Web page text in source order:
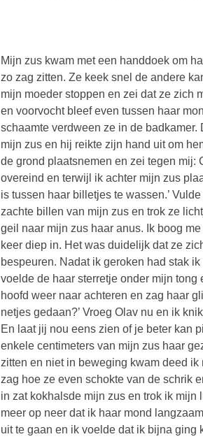
Mijn zus kwam met een handdoek om
zo zag zitten. Ze keek snel de andere
mijn moeder stoppen en zei dat ze zich
en voorvocht bleef even tussen haar
schaamte verdween ze in de badkamer.
mijn zus en hij reikte zijn hand uit om
de grond plaatsnemen en zei tegen mij:
overeind en terwijl ik achter mijn zus
is tussen haar billetjes te wassen.’
zachte billen van mijn zus en trok ze
geil naar mijn zus haar anus. Ik boog
keer diep in. Het was duidelijk dat ze
bespeuren. Nadat ik geroken had stak
voelde de haar sterretje onder mijn
hoofd weer naar achteren en zag haar
netjes gedaan?’ Vroeg Olav nu en ik
En laat jij nou eens zien of je beter kan
enkele centimeters van mijn zus haar
zitten en niet in beweging kwam deed
zag hoe ze even schokte van de schrik
in zat kokhalsde mijn zus en trok ik
meer op neer dat ik haar mond
uit te gaan en ik voelde dat ik bijna ging